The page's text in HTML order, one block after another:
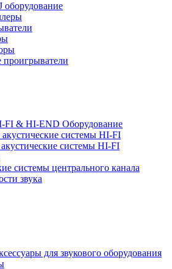
оборудование
FI & HI-END Оборудование
системы HI-FI
системы HI-FI
системы центрального канала
звука
для звукового оборудования